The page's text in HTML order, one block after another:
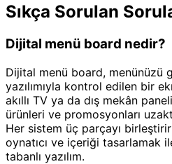
Sıkça Sorulan
Dijital menü board nedir?
Dijital menü board, menünüzü
yazılımıyla kontrol edilen bir
akıllı TV ya da dış mekân
ürünleri ve promosyonları
Her sistem üç parçayı
oynatıcı ve içeriği tasarlamak
tabanlı yazılım.